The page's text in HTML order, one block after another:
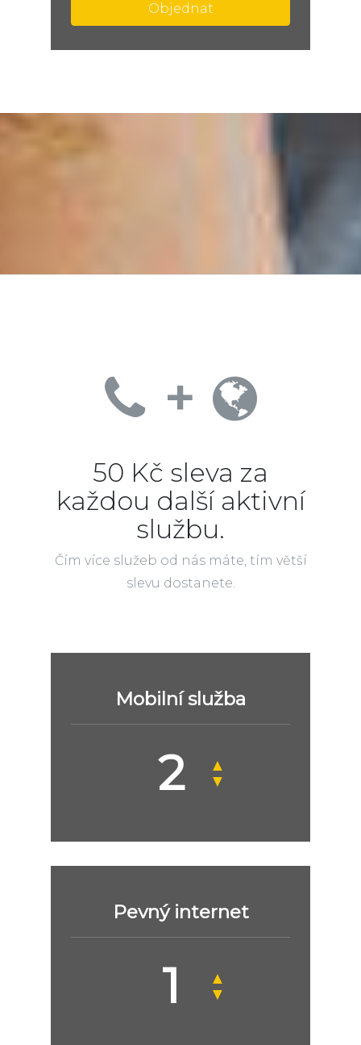
Objednat
+
50 Kč sleva za
každou další aktivní
službu.
Čím více služeb od nás máte, tím větší
slevu dostanete.
Mobilní služba
▲
▼
Pevný internet
▲
▼